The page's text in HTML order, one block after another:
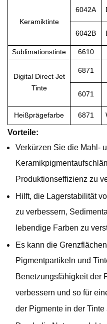
Keramiktinte
6042A
6042B
Sublimationstinte 6610
Digital Direct Jet
Tinte
6871
6071
Heißprägefarbe 6871
Vorteile:
Verkürzen Sie die Mahl-
Produktionseffizienz zu
Hilft, die Lagerstabilität
zu verbessern,
lebendige Farben zu
Es kann die
Pigmentpartikeln und
Benetzungsfähigkeit der
verbessern und so für
der Pigmente in der Tinte